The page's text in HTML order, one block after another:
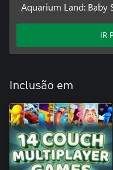
Aquarium Land: Baby
IR
Inclusão em